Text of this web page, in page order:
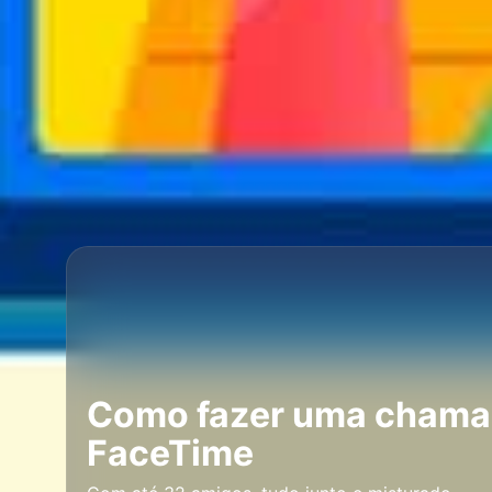
Como fazer uma
FaceTime